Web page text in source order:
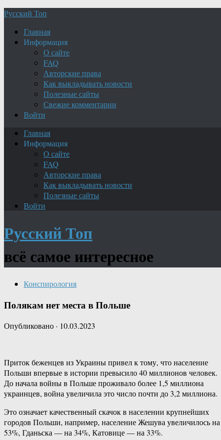
Русский Топ
Главная
Информация
О сайте
FAQ
Авторские права
Как выкладывать новости
Полезные сайты
Свежие комментарии
Войти
Главная
Информация
О сайте
FAQ
Авторские права
Как выкладывать новости
Полезные сайты
Войти
Русский Топ
всё самое интересное
Конспирология
Полякам нет места в Польше
Опубликовано · 10.03.2023
Приток беженцев из Украины привел к тому, что население
Польши впервые в истории превысило 40 миллионов человек.
До начала войны в Польше проживало более 1,5 миллиона
украинцев, война увеличила это число почти до 3,2 миллиона.
Это означает качественный скачок в населении крупнейших
городов Польши, например, население Жешува увеличилось на
53%, Гданьска — на 34%, Катовице — на 33%.